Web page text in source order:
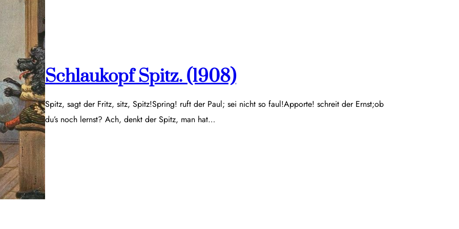
Schlaukopf Spitz. (1908)
Spitz, sagt der Fritz, sitz, Spitz!Spring! ruft der Paul; sei nicht so faul!Apporte! schreit der Ernst;ob
du’s noch lernst? Ach, denkt der Spitz, man hat…